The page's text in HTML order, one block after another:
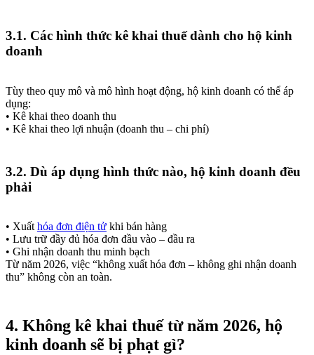
3.1. Các hình thức kê khai thuế dành cho hộ kinh
doanh
Tùy theo quy mô và mô hình hoạt động, hộ kinh doanh có thể áp
dụng:
• Kê khai theo doanh thu
• Kê khai theo lợi nhuận (doanh thu – chi phí)
3.2. Dù áp dụng hình thức nào, hộ kinh doanh đều
phải
• Xuấthóa đơn điện tử khi bán hàng
• Lưu trữ đầy đủ hóa đơn đầu vào – đầu ra
• Ghi nhận doanh thu minh bạch
Từ năm 2026, việc “không xuất hóa đơn – không ghi nhận doanh
thu” không còn an toàn.
4. Không kê khai thuế từ năm 2026, hộ
kinh doanh sẽ bị phạt gì?